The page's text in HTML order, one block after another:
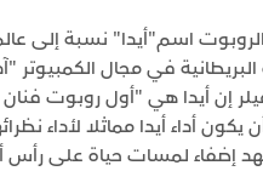
اسم"أيدا" نسبة إلى
البريطانية في مجال الكمبيوتر
إن أيدا هي "أول روبوت
أداء أيدا مماثلا لأداء
إضفاء لمسات حياة على رأس